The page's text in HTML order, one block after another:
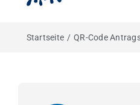
Startseite QR-Code